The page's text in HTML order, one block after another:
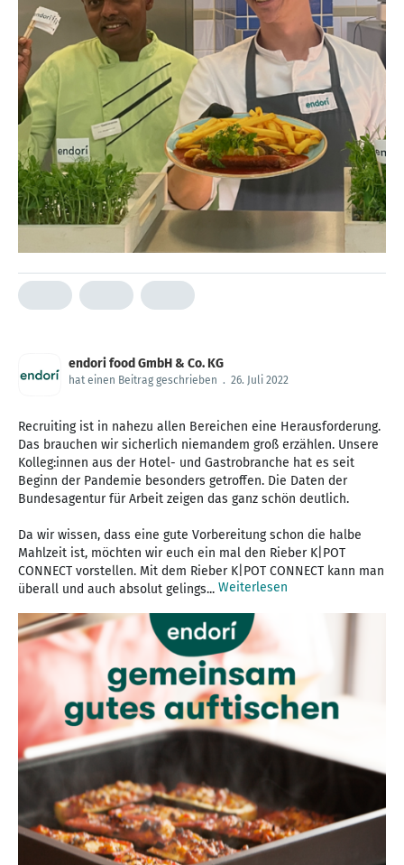
endori food GmbH & Co. KG
hat einen Beitrag geschrieben . 26. Juli 2022
Recruiting ist in nahezu allen Bereichen eine Herausforderung.
Das brauchen wir sicherlich niemandem groß erzählen. Unsere
Kolleg:innen aus der Hotel- und Gastrobranche hat es seit
Beginn der Pandemie besonders getroffen. Die Daten der
Bundesagentur für Arbeit zeigen das ganz schön deutlich.
Da wir wissen, dass eine gute Vorbereitung schon die halbe
Mahlzeit ist, möchten wir euch ein mal den Rieber K|POT
CONNECT vorstellen. Mit dem Rieber K|POT CONNECT kann man
überall und auch absolut gelings... Weiterlesen